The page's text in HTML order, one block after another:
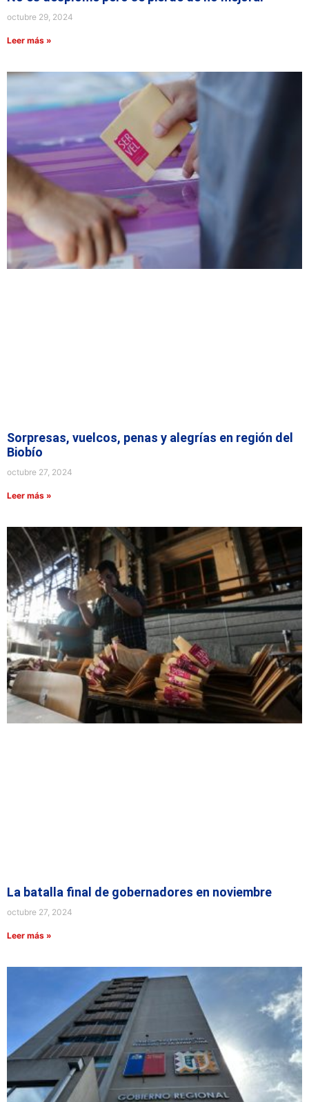
octubre 29, 2024
Leer más »
Sorpresas, vuelcos, penas y alegrías en región del
Biobío
octubre 27, 2024
Leer más »
La batalla final de gobernadores en noviembre
octubre 27, 2024
Leer más »